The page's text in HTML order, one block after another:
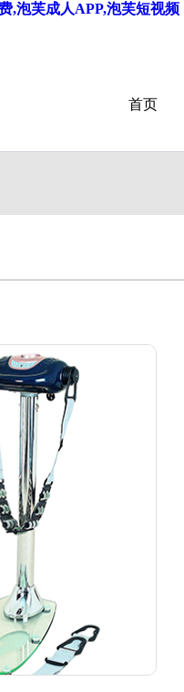
,泡芙成人APP,泡芙短视频
首页